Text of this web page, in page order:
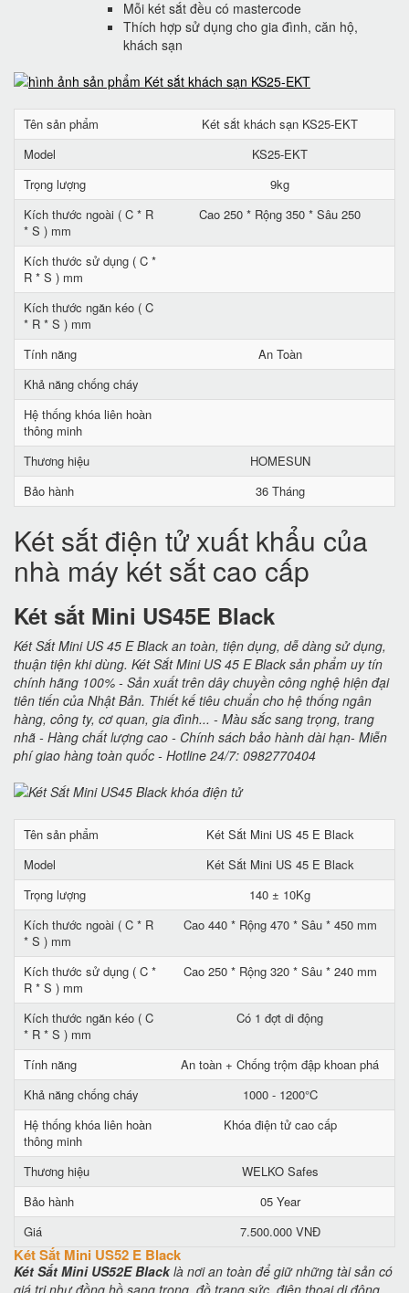
Mỗi két sắt đều có mastercode
Thích hợp sử dụng cho gia đình, căn hộ,
khách sạn
Tên sản phẩm
Két sắt khách sạn KS25-EKT
Model
KS25-EKT
Trọng lượng
9kg
Kích thước ngoài ( C * R
* S ) mm
Cao 250 * Rộng 350 * Sâu 250
Kích thước sử dụng ( C *
R * S ) mm
Kích thước ngăn kéo ( C
* R * S ) mm
Tính năng
An Toàn
Khả năng chống cháy
Hệ thống khóa liên hoàn
thông minh
Thương hiệu
HOMESUN
Bảo hành
36 Tháng
Két sắt điện tử xuất khẩu của
nhà máy két sắt cao cấp
Két sắt Mini US45E Black
Két Sắt Mini US 45 E Black an toàn, tiện dụng, dễ dàng sử dụng,
thuận tiện khi dùng. Két Sắt Mini US 45 E Black sản phẩm uy tín
chính hãng 100% - Sản xuất trên dây chuyền công nghệ hiện đại
tiên tiến của Nhật Bản. Thiết kế tiêu chuẩn cho hệ thống ngân
hàng, công ty, cơ quan, gia đình... - Màu sắc sang trọng, trang
nhã - Hàng chất lượng cao - Chính sách bảo hành dài hạn- Miễn
phí giao hàng toàn quốc - Hotline 24/7: 0982770404
Tên sản phẩm
Két Sắt Mini US 45 E Black
Model
Két Sắt Mini US 45 E Black
Trọng lượng
140 ± 10Kg
Kích thước ngoài ( C * R
* S ) mm
Cao 440 * Rộng 470 * Sâu * 450 mm
Kích thước sử dụng ( C *
R * S ) mm
Cao 250 * Rộng 320 * Sâu * 240 mm
Kích thước ngăn kéo ( C
* R * S ) mm
Có 1 đợt di động
Tính năng
An toàn + Chống trộm đập khoan phá
Khả năng chống cháy
1000 - 1200°C
Hệ thống khóa liên hoàn
thông minh
Khóa điện tử cao cấp
Thương hiệu
WELKO Safes
Bảo hành
05 Year
Giá
7.500.000 VNĐ
Két Sắt Mini US52 E Black
Két Sắt Mini US52E Blacklà nơi an toàn để giữ những tài sản có
giá trị như đồng hồ sang trọng, đồ trang sức, điện thoại di động,